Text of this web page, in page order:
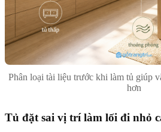
Phân loại tài liệu trước khi làm tủ giúp
hơn
Tủ đặt sai vị trí làm lối đi nhỏ